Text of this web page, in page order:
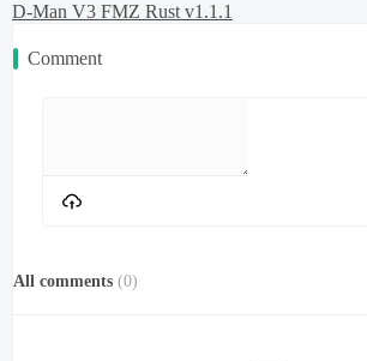
D-Man V3 FMZ Rust v1.1.1
Comment
All comments (0)